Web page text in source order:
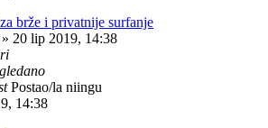
brže i privatnije surfanje
» 20 lip 2019, 14:38
Postao/la niingu
14:38